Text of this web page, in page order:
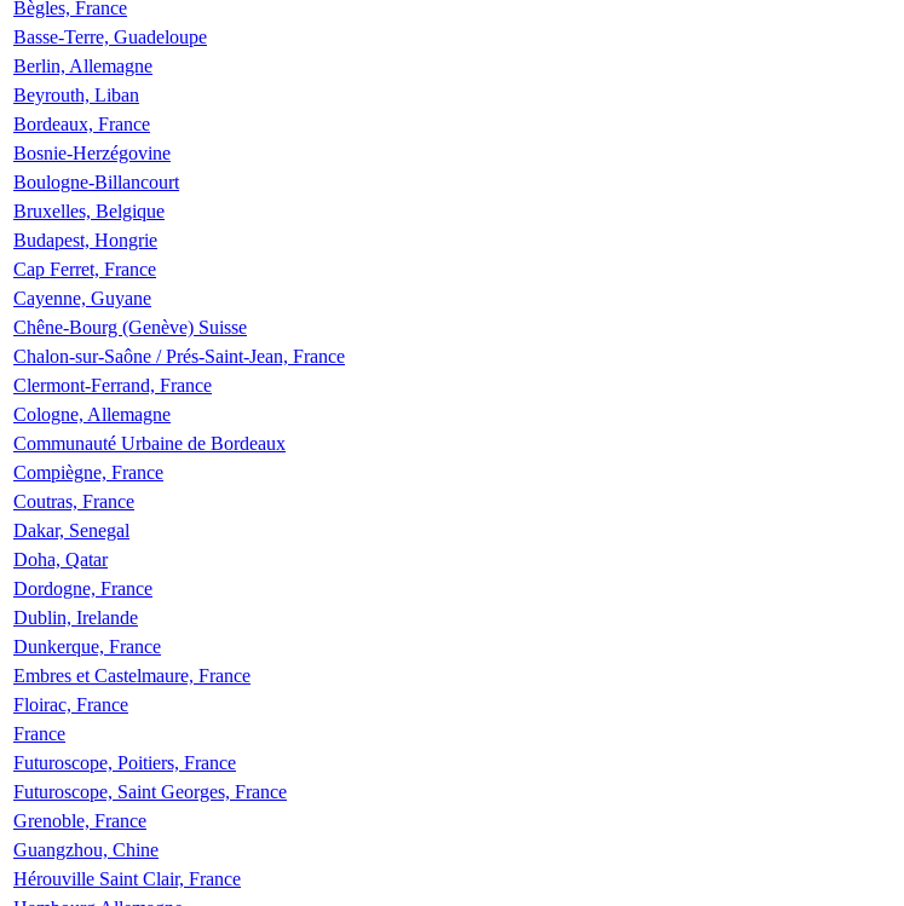
Bègles, France
Basse-Terre, Guadeloupe
Berlin, Allemagne
Beyrouth, Liban
Bordeaux, France
Bosnie-Herzégovine
Boulogne-Billancourt
Bruxelles, Belgique
Budapest, Hongrie
Cap Ferret, France
Cayenne, Guyane
Chêne-Bourg (Genève) Suisse
Chalon-sur-Saône / Prés-Saint-Jean, France
Clermont-Ferrand, France
Cologne, Allemagne
Communauté Urbaine de Bordeaux
Compiègne, France
Coutras, France
Dakar, Senegal
Doha, Qatar
Dordogne, France
Dublin, Irelande
Dunkerque, France
Embres et Castelmaure, France
Floirac, France
France
Futuroscope, Poitiers, France
Futuroscope, Saint Georges, France
Grenoble, France
Guangzhou, Chine
Hérouville Saint Clair, France